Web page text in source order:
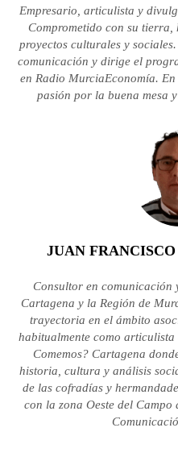
Empresario, articulista y
Comprometido con su tierra,
proyectos culturales y
comunicación y dirige el
en Radio MurciaEconomía.
pasión por la buena mesa
JUAN
Consultor en
Cartagena y la Región de
trayectoria en el ámbito
habitualmente como
Comemos? Cartagena
historia, cultura y análisis
de las cofradías y
con la zona Oeste del